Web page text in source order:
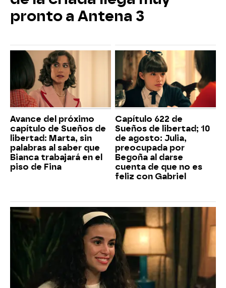
pronto a Antena 3
Avance del próximo
capítulo de Sueños de
libertad: Marta, sin
palabras al saber que
Bianca trabajará en el
piso de Fina
Capítulo 622 de
Sueños de libertad; 10
de agosto: Julia,
preocupada por
Begoña al darse
cuenta de que no es
feliz con Gabriel